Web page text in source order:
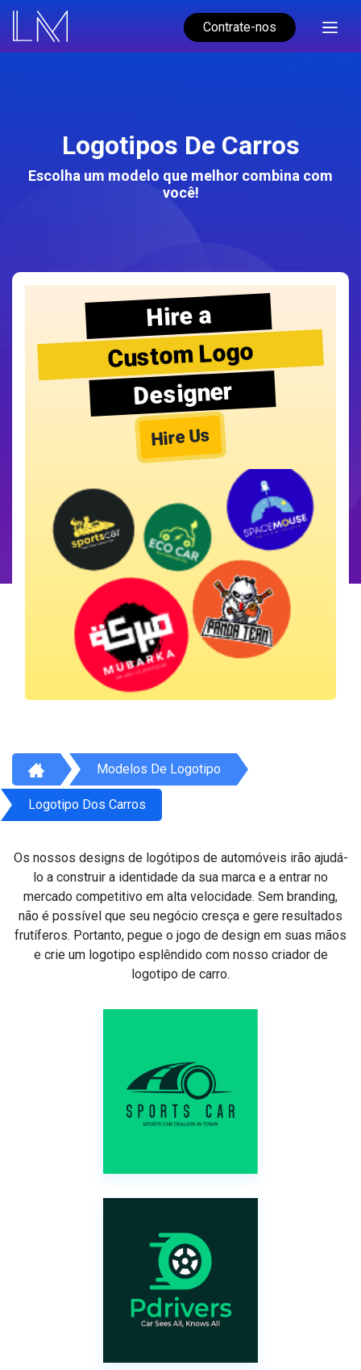
Contrate-nos
Logotipos De Carros
Escolha um modelo que melhor combina com
você!
Hire a
Custom Logo
Designer
Hire Us
Modelos De Logotipo
Logotipo Dos Carros
Os nossos designs de logótipos de automóveis irão ajudá-
lo a construir a identidade da sua marca e a entrar no
mercado competitivo em alta velocidade. Sem branding,
não é possível que seu negócio cresça e gere resultados
frutíferos. Portanto, pegue o jogo de design em suas mãos
e crie um logotipo esplêndido com nosso criador de
logotipo de carro.